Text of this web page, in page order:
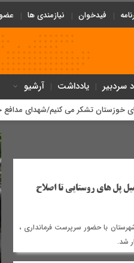
فیدخوان نیازمندی ها
سردبیر یادداشت آرشیو
تشکر می کنیم/شهدای مدافع حرم سد
پل های روستایی تا اصلاح
با حضور سرپرست فرمانداری ،
شد.